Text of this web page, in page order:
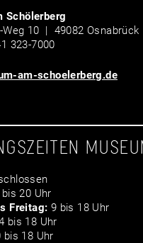
Schölerberg
Weg 10 | 49082 Osnabrück
323-7000
am-schoelerberg.de
20 Uhr
Freitag: 9 bis 18 Uhr
bis 18 Uhr
bis 18 Uhr